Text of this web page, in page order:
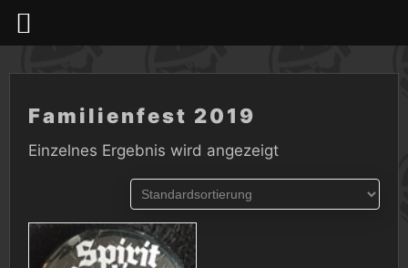
Familienfest 2019
Einzelnes Ergebnis wird angezeigt